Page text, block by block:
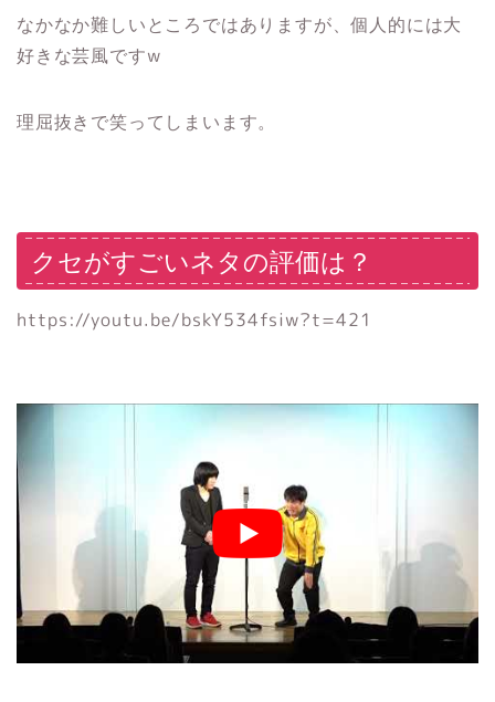
なかなか難しいところではありますが、個人的には大
好きな芸風ですw
理屈抜きで笑ってしまいます。
クセがすごいネタの評価は？
https://youtu.be/bskY534fsiw?t=421